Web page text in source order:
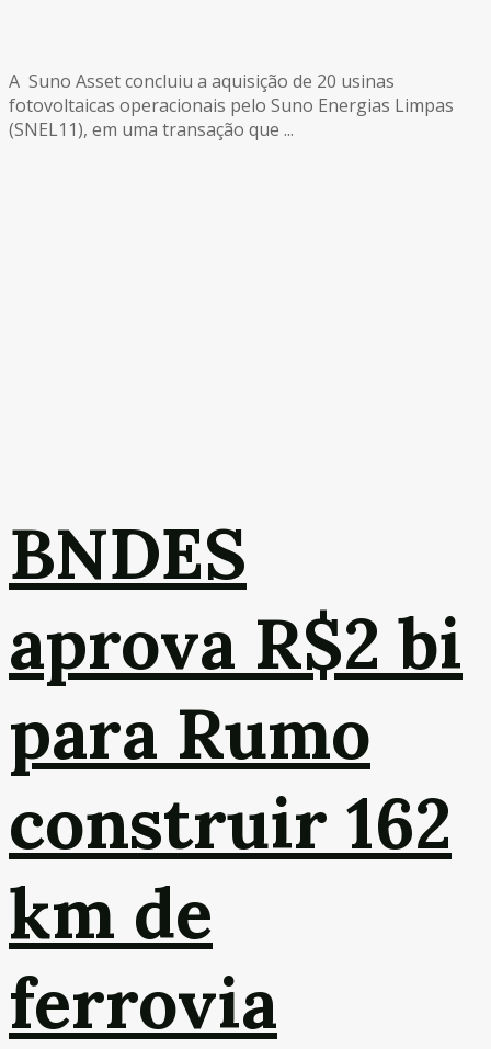
A Suno Asset concluiu a aquisição de 20 usinas
fotovoltaicas operacionais pelo Suno Energias Limpas
(SNEL11), em uma transação que ...
BNDES
aprova R$2 bi
para Rumo
construir 162
km de
ferrovia